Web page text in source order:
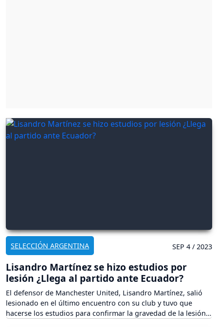
SELECCIÓN ARGENTINA SEP 4 / 2023
Lisandro Martínez se hizo estudios por
lesión ¿Llega al partido ante Ecuador?
El defensor de Manchester United, Lisandro Martínez, salió
lesionado en el último encuentro con su club y tuvo que
hacerse los estudios para confirmar la gravedad de la lesión.